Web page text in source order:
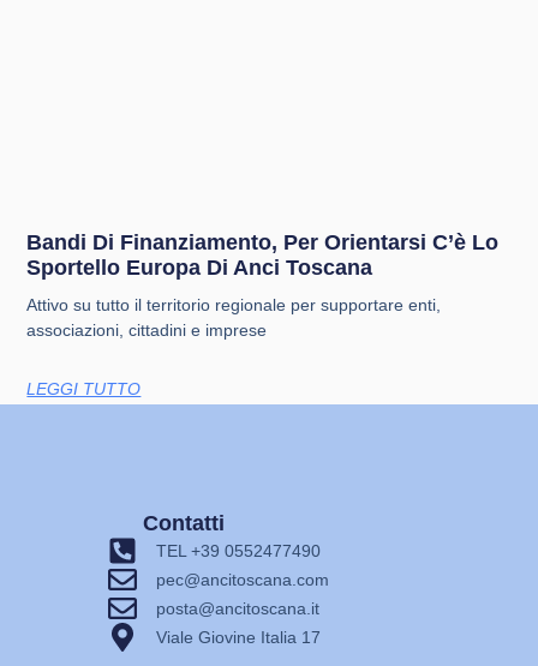
Bandi Di Finanziamento, Per Orientarsi C’è Lo
Sportello Europa Di Anci Toscana
Attivo su tutto il territorio regionale per supportare enti,
associazioni, cittadini e imprese
LEGGI TUTTO
Contatti
TEL +39 0552477490
pec@ancitoscana.com
posta@ancitoscana.it
Viale Giovine Italia 17